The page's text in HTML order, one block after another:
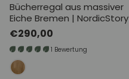
Bücherregal aus massiver
Eiche Bremen | NordicStory
Normaler
Preis
€290,00
1 Bewertung